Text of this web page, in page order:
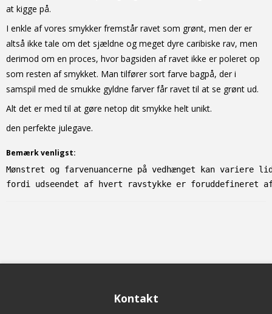
at kigge på.
I enkle af vores smykker fremstår ravet som grønt, men der er
altså ikke tale om det sjældne og meget dyre caribiske rav, men
derimod om en proces, hvor bagsiden af ravet ikke er poleret op
som resten af smykket. Man tilfører sort farve bagpå, der i
samspil med de smukke gyldne farver får ravet til at se grønt ud.
Alt det er med til at gøre netop dit smykke helt unikt.
den perfekte julegave.
Bemærk venligst:
Mønstret og farvenuancerne på vedhænget kan
fordi udseendet af hvert ravstykke er foruddefineret
Kontakt